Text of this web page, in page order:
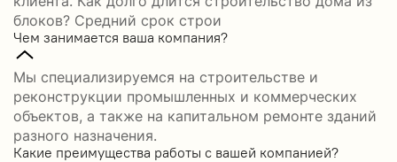
блоков? Средний срок строи
Чем занимается ваша компания?
Мы специализируемся на строительстве и
реконструкции промышленных и коммерческих
объектов, а также на капитальном ремонте зданий
разного назначения.
Какие преимущества работы с вашей компанией?